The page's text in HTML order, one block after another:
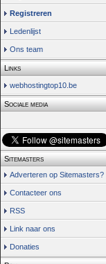
Registreren
Ledenlijst
Ons team
Links
webhostingtop10.be
Sociale media
Sitemasters
Adverteren op Sitemasters?
Contacteer ons
RSS
Link naar ons
Donaties